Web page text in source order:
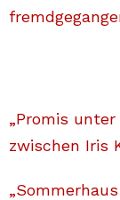
„Promis
zwischen Iris